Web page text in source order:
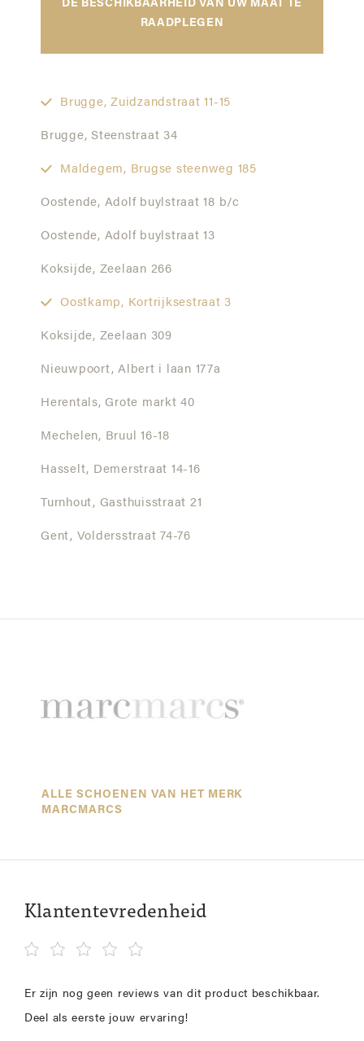
DE BESCHIKBAARHEID VAN UW MAAT TE
RAADPLEGEN
Brugge, Zuidzandstraat 11-15
Brugge, Steenstraat 34
Maldegem, Brugse steenweg 185
Oostende, Adolf buylstraat 18 b/c
Oostende, Adolf buylstraat 13
Koksijde, Zeelaan 266
Oostkamp, Kortrijksestraat 3
Koksijde, Zeelaan 309
Nieuwpoort, Albert i laan 177a
Herentals, Grote markt 40
Mechelen, Bruul 16-18
Hasselt, Demerstraat 14-16
Turnhout, Gasthuisstraat 21
Gent, Voldersstraat 74-76
ALLE SCHOENEN VAN HET MERK
MARCMARCS
Klantentevredenheid
Er zijn nog geen reviews van dit product beschikbaar.
Deel als eerste jouw ervaring!